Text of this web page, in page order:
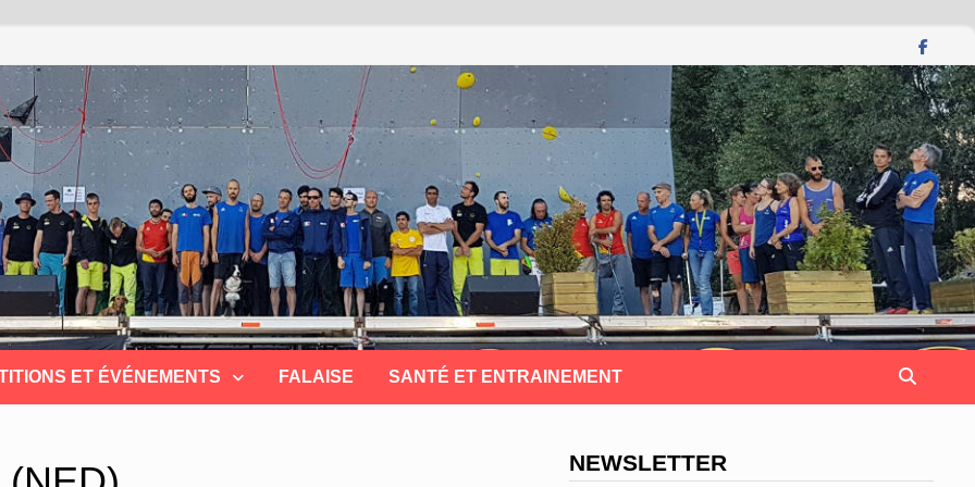
ET ÉVÉNEMENTS FALAISE SANTÉ ET ENTRAINEMENT
NEWSLETTER